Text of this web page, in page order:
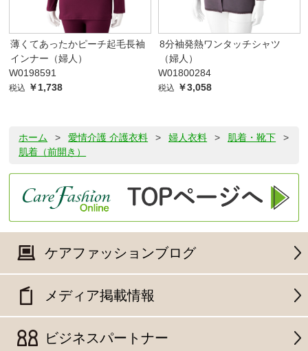
薄くてあったかピーチ起毛長袖
インナー（婦人）
W0198591
税込 ￥1,738
8分袖発熱ワンタッチシャツ
（婦人）
W01800284
税込 ￥3,058
ホーム > 愛情介護 介護衣料 > 婦人衣料 > 肌着・靴下
>
肌着（前開き）
ケアファッションブログ
メディア掲載情報
ビジネスパートナー